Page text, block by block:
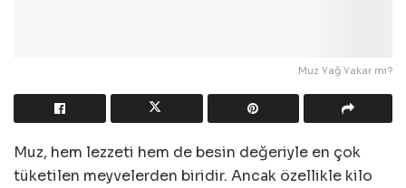
Muz Yağ Yakar mı?
Muz, hem lezzeti hem de besin değeriyle en çok
tüketilen meyvelerden biridir. Ancak özellikle kilo